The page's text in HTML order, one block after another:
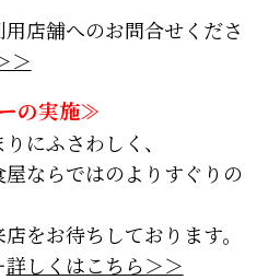
店舗へのお問合せくださ
＞
の実施≫
にふさわしく、
ならではのよりすぐりの
をお待ちしております。
詳しくはこちら＞＞